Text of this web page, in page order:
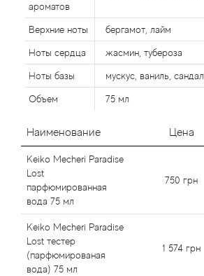
ароматов
Верхние ноты бергамот, лайм
Ноты сердца жасмин, тубероза
Ноты базы мускус, ваниль, сандал
Объем 75 мл
Наименование Цена
Keiko Mecheri Paradise
Lost
парфюмированная
вода 75 мл
750 грн
Keiko Mecheri Paradise
Lost тестер
(парфюмированая
вода) 75 мл
1 574 грн
Agonist
Aigner
Aj Arabia (Widian)
Ajmal
Al Haramain
Al Jazeera
Alaia Paris
Alexander McQueen